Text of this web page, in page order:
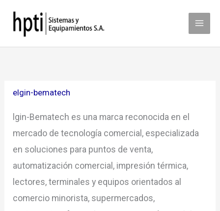
contenido
elgin-bematech
lgin-Bematech es una marca reconocida en el
mercado de tecnología comercial, especializada
en soluciones para puntos de venta,
automatización comercial, impresión térmica,
lectores, terminales y equipos orientados al
comercio minorista, supermercados,